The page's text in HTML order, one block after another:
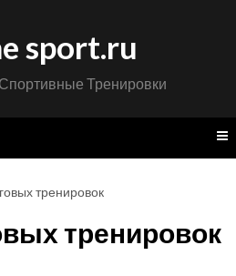
sport.ru
Тренировки
тренировок
тренировок